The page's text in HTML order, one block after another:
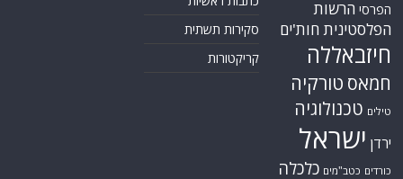
הפרסי הרשות
הפלסטינית חות'ים
חיזבאללה
חמאס טורקיה
טילים טכנולוגיה
ירדן ישראל
כורדים כטב"מים כלכלה
סקירות תשתית
קריקטורות